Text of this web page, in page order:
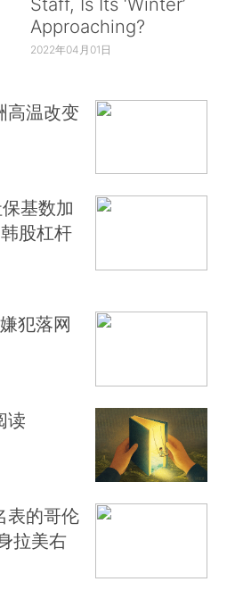
Approaching?
2022年04月01日
高温改变
基数加
股杠杆
犯落网
读
表的哥伦
拉美右